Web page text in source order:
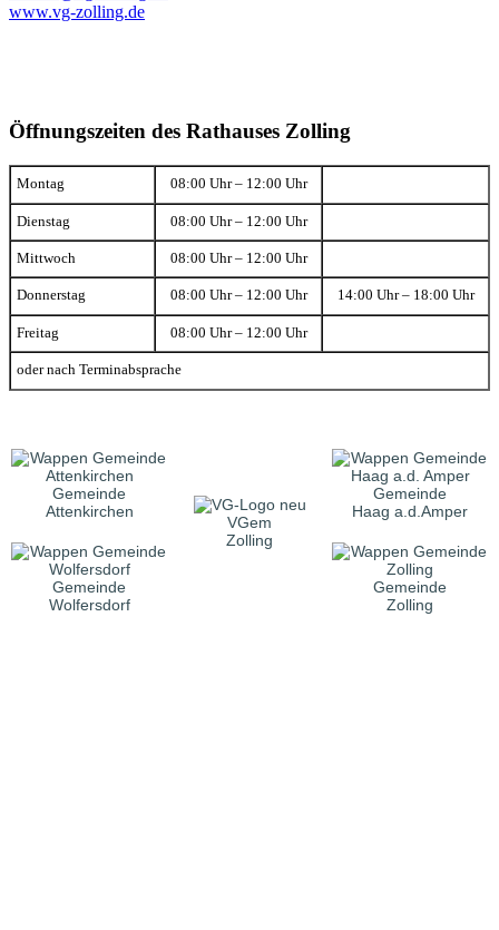
www.vg-zolling.de
Öffnungszeiten des Rathauses Zolling
Montag 08:00 Uhr – 12:00 Uhr
Dienstag 08:00 Uhr – 12:00 Uhr
Mittwoch 08:00 Uhr – 12:00 Uhr
Donnerstag 08:00 Uhr – 12:00 Uhr 14:00 Uhr – 18:00 Uhr
Freitag 08:00 Uhr – 12:00 Uhr
oder nach Terminabsprache
Gemeinde
Attenkirchen
VGem
Zolling
Gemeinde
Haag a.d.Amper
Gemeinde
Wolfersdorf
Gemeinde
Zolling